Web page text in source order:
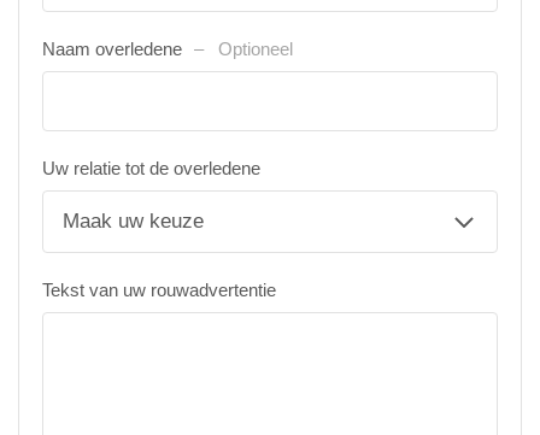
Naam overledene Optioneel
Uw relatie tot de overledene
Tekst van uw rouwadvertentie